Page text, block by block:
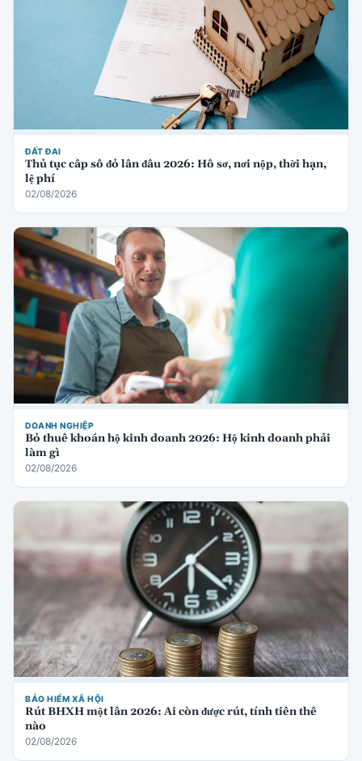
ĐẤT ĐAI
Thủ tục cấp sổ đỏ lần đầu 2026: Hồ sơ, nơi nộp, thời hạn,
lệ phí
02/08/2026
DOANH NGHIỆP
Bỏ thuế khoán hộ kinh doanh 2026: Hộ kinh doanh phải
làm gì
02/08/2026
BẢO HIỂM XÃ HỘI
Rút BHXH một lần 2026: Ai còn được rút, tính tiền thế
nào
02/08/2026